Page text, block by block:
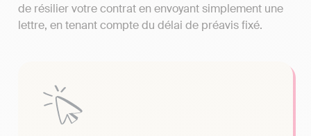
de résilier votre contrat en envoyant simplement une
lettre, en tenant compte du délai de préavis fixé.